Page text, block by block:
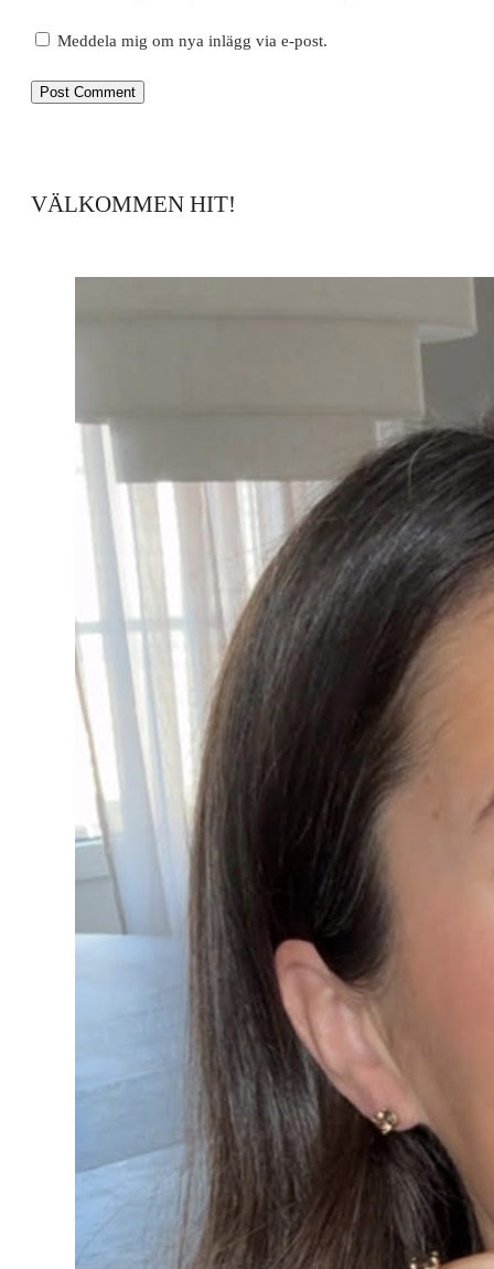
Meddela mig om nya inlägg via e-post.
VÄLKOMMEN HIT!